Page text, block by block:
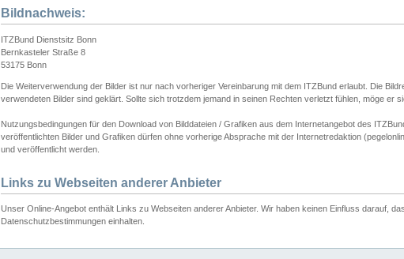
Bildnachweis:
ITZBund Dienstsitz Bonn
Bernkasteler Straße 8
53175 Bonn
Die Weiterverwendung der Bilder ist nur nach vorheriger Vereinbarung mit dem ITZBund erlaubt. Die
verwendeten Bilder sind geklärt. Sollte sich trotzdem jemand in seinen Rechten verletzt fühlen, möge er
Nutzungsbedingungen für den Download von Bilddateien / Grafiken aus dem Internetangebot des
veröffentlichten Bilder und Grafiken dürfen ohne vorherige Absprache mit der Internetredaktion
und veröffentlicht werden.
Links zu Webseiten anderer Anbieter
Unser Online-Angebot enthält Links zu Webseiten anderer Anbieter. Wir haben keinen Einfluss darauf,
Datenschutzbestimmungen einhalten.